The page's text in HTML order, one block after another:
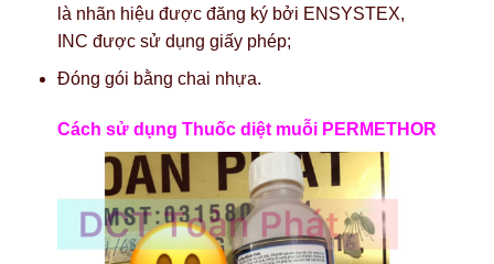
là nhãn hiệu được đăng ký bởi ENSYSTEX,
INC được sử dụng giấy phép;
Đóng gói bằng chai nhựa.
Cách sử dụng Thuốc diệt muỗi PERMETHOR